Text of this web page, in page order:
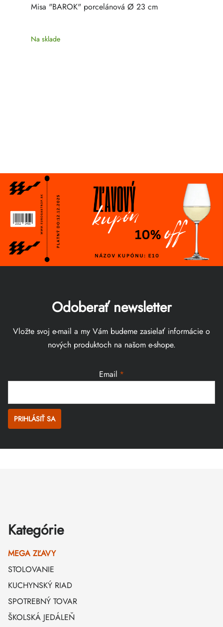
Misa "BAROK" porcelánová Ø 23 cm
Na sklade
Odoberať newsletter
Vložte svoj e-mail a my Vám budeme zasielať informácie o
nových produktoch na našom e-shope.
Email
PRIHLÁSIŤ SA
Kategórie
MEGA ZĽAVY
STOLOVANIE
KUCHYNSKÝ RIAD
SPOTREBNÝ TOVAR
ŠKOLSKÁ JEDÁLEŇ